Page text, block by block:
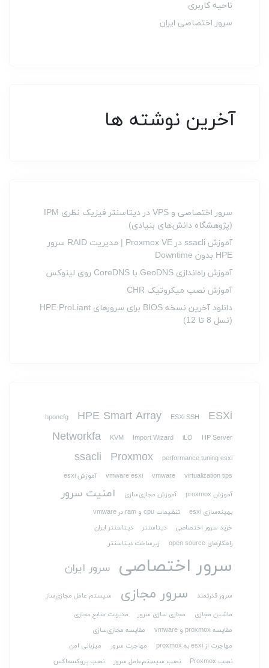
ناحیه کاربری
سرور اختصاصی ایران
آخرین نوشته ها
سرور اختصاصی و VPS در دیتاسنتر فیزیک نظری IPM
(پژوهشگاه دانش‌های بنیادی)
آموزش ssacli در Proxmox VE | مدیریت RAID سرور
HPE بدون Downtime
آموزش راه‌اندازی GeoDNS با CoreDNS روی لینوکس
آموزش نصب میکروتیک CHR
دانلود آخرین نسخه BIOS برای سرورهای HPE ProLiant
(نسل 8 تا 12)
ESXi
ESXi SSH
HPE Smart Array
hponcfg
HP Server
iLO
Import Wizard
KVM
Networkfa
performance tuning esxi
Proxmox
ssacli
virtualization tips
vmware
vmware esxi آموزش esxi
آموزش proxmox آموزش مجازی‌سازی امنیت سرور
بهینه‌سازی esxi
تنظیمات cpu و ram در vmware
خرید سرور اختصاصی
دیتاسنتر
دیتاسنتر ایران
راهکارهای open source
زیرساخت دیتاسنتر
سرور اختصاصی سرور ایران
سرور قدرتمند سرور مجازی سیستم عامل مجازی‌ساز
ماشین مجازی مجازی سازی سرور
مدیریت منابع مجازی
مقایسه proxmox و vmware
مقایسه مجازی‌سازی
مهاجرت از esxi به proxmox
مهاجرت سرور
میزبانی امن
نصب Proxmox
نصب سیستم‌عامل سرور
نصب پروکسماکس